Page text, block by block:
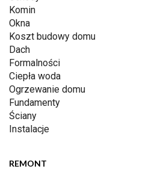
Komin
Okna
Koszt budowy domu
Dach
Formalności
Ciepła woda
Ogrzewanie domu
Fundamenty
Ściany
Instalacje
REMONT